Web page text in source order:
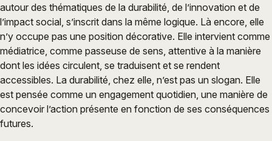
autour des thématiques de la durabilité, de l’innovation et de
l’impact social, s’inscrit dans la même logique. Là encore, elle
n’y occupe pas une position décorative. Elle intervient comme
médiatrice, comme passeuse de sens, attentive à la manière
dont les idées circulent, se traduisent et se rendent
accessibles. La durabilité, chez elle, n’est pas un slogan. Elle
est pensée comme un engagement quotidien, une manière de
concevoir l’action présente en fonction de ses conséquences
futures.